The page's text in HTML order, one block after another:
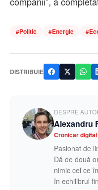
#Politic #Energie #
DISTRIBUIE
DESPRE
Alexandru
Cronicar
Pasionat de
Dă de două
nimic cel ce
în echilibrul